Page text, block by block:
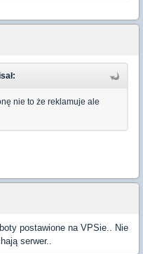
nie to że reklamuje ale
postawione na VPSie.. Nie
serwer..